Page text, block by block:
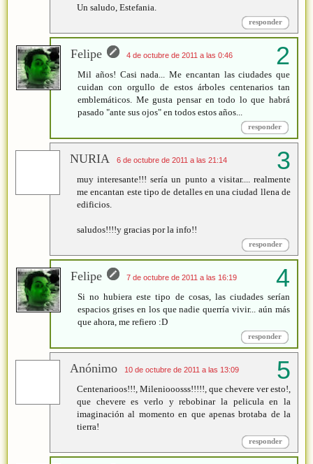
Un saludo, Estefania.
responder
Felipe 4 de octubre de 2011 a las 0:46
Mil años! Casi nada... Me encantan las ciudades que
cuidan con orgullo de estos árboles centenarios tan
emblemáticos. Me gusta pensar en todo lo que habrá
pasado "ante sus ojos" en todos estos años...
responder
NURIA 6 de octubre de 2011 a las 21:14
muy interesante!!! sería un punto a visitar.... realmente
me encantan este tipo de detalles en una ciudad llena de
edificios.
saludos!!!!y gracias por la info!!
responder
Felipe 7 de octubre de 2011 a las 16:19
Si no hubiera este tipo de cosas, las ciudades serían
espacios grises en los que nadie querría vivir... aún más
que ahora, me refiero :D
responder
Anónimo 10 de octubre de 2011 a las 13:09
Centenarioos!!!, Mileniooosss!!!!!, que chevere ver esto!,
que chevere es verlo y rebobinar la pelicula en la
imaginación al momento en que apenas brotaba de la
tierra!
responder